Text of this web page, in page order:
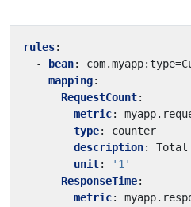
rules:
-
bean:
mapping:
RequestCount:
metric:
type:
counter
description:
Total
unit:
'1'
ResponseTime:
metric: